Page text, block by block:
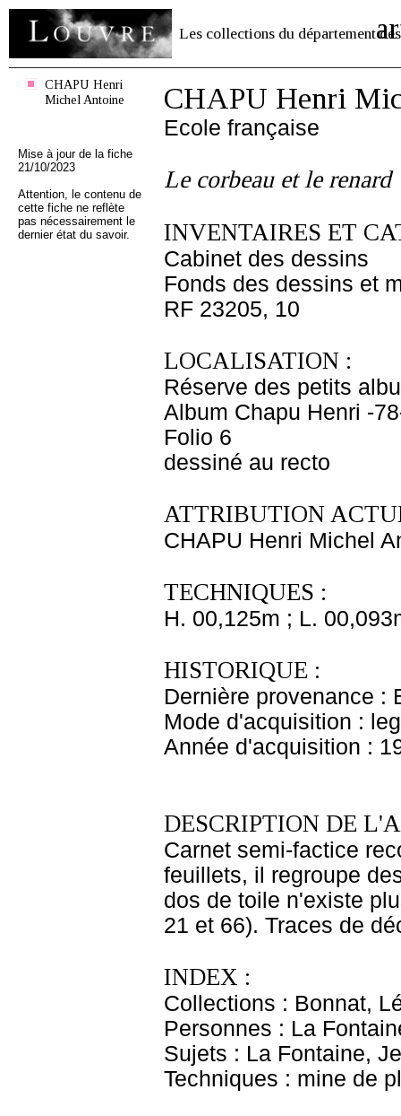
Les collections du département des
CHAPU Henri
Michel Antoine
Mise à jour de la fiche
21/10/2023
Attention, le contenu de
cette fiche ne reflète
pas nécessairement le
dernier état du savoir.
CHAPU Henri
Ecole française
Le corbeau et le renard
INVENTAIRES ET
Cabinet des dessins
Fonds des dessins et
RF 23205, 10
LOCALISATION :
Réserve des petits
Album Chapu Henri -
Folio 6
dessiné au recto
ATTRIBUTION
CHAPU Henri Michel
TECHNIQUES :
H. 00,125m ; L.
HISTORIQUE :
Dernière provenance :
Mode d'acquisition :
Année d'acquisition :
DESCRIPTION DE
Carnet semi-factice
feuillets, il regroupe
dos de toile n'existe
21 et 66). Traces de
INDEX :
Collections : Bonnat,
Personnes : La
Sujets : La Fontaine,
Techniques : mine de